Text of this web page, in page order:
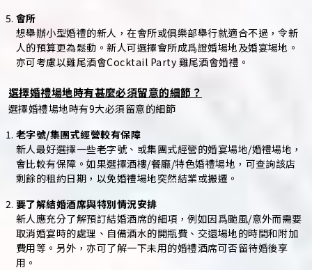
會所
想舉辦小型婚禮的新人，在會所或俱樂部舉行就適合不過，令新
人的預算更為鬆動。新人可選擇會所成爲證婚場地及婚宴場地。
亦可考慮以雞尾酒會Cocktail Party 雞尾酒會婚禮。
選擇婚禮場地時有甚麼必須留意的細節？
選擇婚禮場地時有9大必須留意的細節
老字號/集團式經營較有保障
新人最好選擇一些老字號、或集團式經營的婚宴場地/婚禮場地，
會比較有保障。如果選擇酒樓/餐廳/特色婚禮場地，可查詢該店
剩餘的租約日期，以免婚禮場地突然結業或搬遷。
要了解結婚酒席與特別情況安排
新人應充分了解預訂結婚酒席的細項，例如因爲颱風/意外而需要
取消婚宴時的處理、自備酒水的開瓶費、交還場地的時間和附加
費用等。另外，亦可了解一下未用的婚禮酒席可否留待婚後享
用。